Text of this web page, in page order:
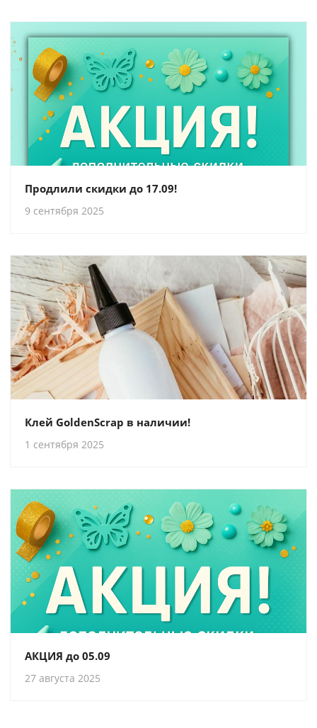
Продлили скидки до 17.09!
9 сентября 2025
Клей GoldenScrap в наличии!
1 сентября 2025
АКЦИЯ до 05.09
27 августа 2025